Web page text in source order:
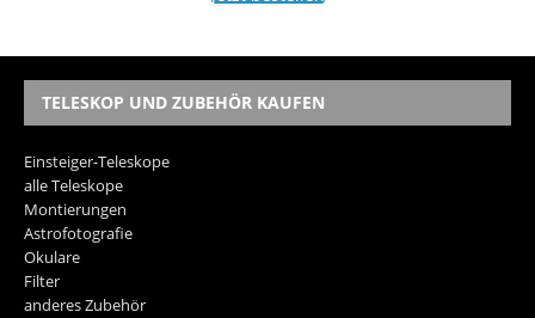
TELESKOP UND ZUBEHÖR KAUFEN
Einsteiger-Teleskope
alle Teleskope
Montierungen
Astrofotografie
Okulare
Filter
anderes Zubehör